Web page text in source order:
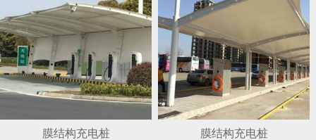
膜结构充电桩 膜结构充电桩